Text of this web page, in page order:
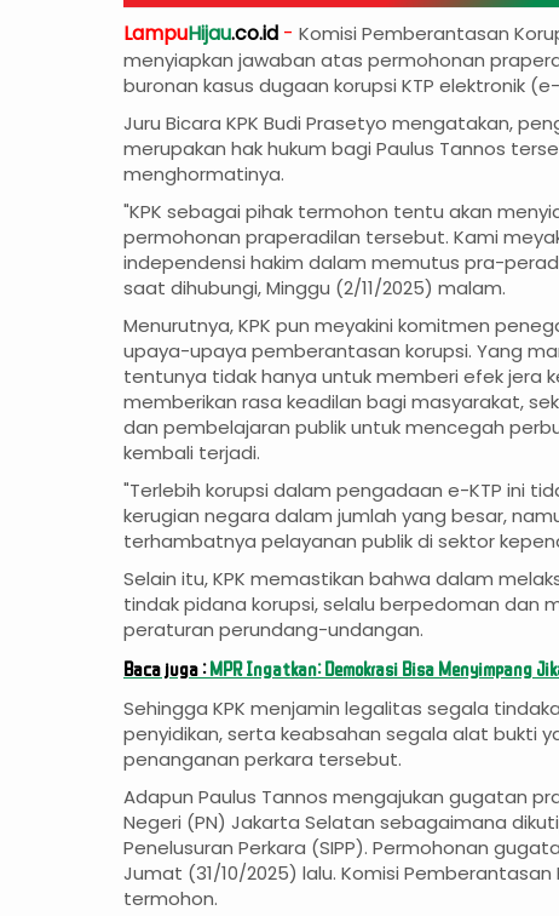
LampuHijau.co.id - Komisi Pemberantasan
menyiapkan jawaban atas permohonan
buronan kasus dugaan korupsi KTP elektronik
Juru Bicara KPK Budi Prasetyo mengatakan,
merupakan hak hukum bagi Paulus Tannos
menghormatinya.
"KPK sebagai pihak termohon tentu akan
permohonan praperadilan tersebut. Kami
independensi hakim dalam memutus pra-
saat dihubungi, Minggu (2/11/2025) malam.
Menurutnya, KPK pun meyakini komitmen
upaya-upaya pemberantasan korupsi. Yang
tentunya tidak hanya untuk memberi efek jera
memberikan rasa keadilan bagi masyarakat,
dan pembelajaran publik untuk mencegah
kembali terjadi.
"Terlebih korupsi dalam pengadaan e-KTP ini
kerugian negara dalam jumlah yang besar,
terhambatnya pelayanan publik di sektor
Selain itu, KPK memastikan bahwa dalam
tindak pidana korupsi, selalu berpedoman dan
peraturan perundang-undangan.
Baca juga :MPR Ingatkan: Demokrasi Bisa Menyimpang
Sehingga KPK menjamin legalitas segala
penyidikan, serta keabsahan segala alat bukti
penanganan perkara tersebut.
Adapun Paulus Tannos mengajukan gugatan
Negeri (PN) Jakarta Selatan sebagaimana
Penelusuran Perkara (SIPP). Permohonan
Jumat (31/10/2025) lalu. Komisi Pemberantasan
termohon.